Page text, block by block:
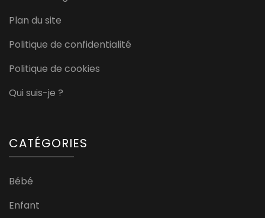
Plan du site
Politique de confidentialité
Politique de cookies
Qui suis-je ?
CATÉGORIES
Bébé
Enfant